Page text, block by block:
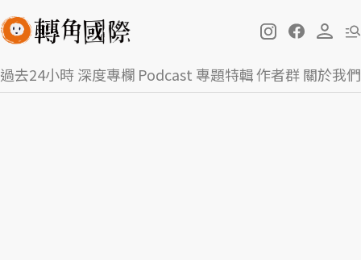
過去24小時深度專欄 Podcast 專題特輯作者群關於我們